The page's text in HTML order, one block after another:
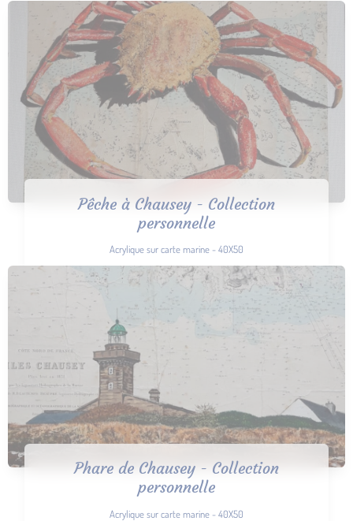
Pêche à Chausey - Collection
personnelle
Acrylique sur carte marine - 40X50
Phare de Chausey - Collection
personnelle
Acrylique sur carte marine - 40X50